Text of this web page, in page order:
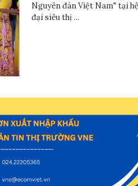
Nguyên đán Việt Nam" tại
đại siêu thị ...